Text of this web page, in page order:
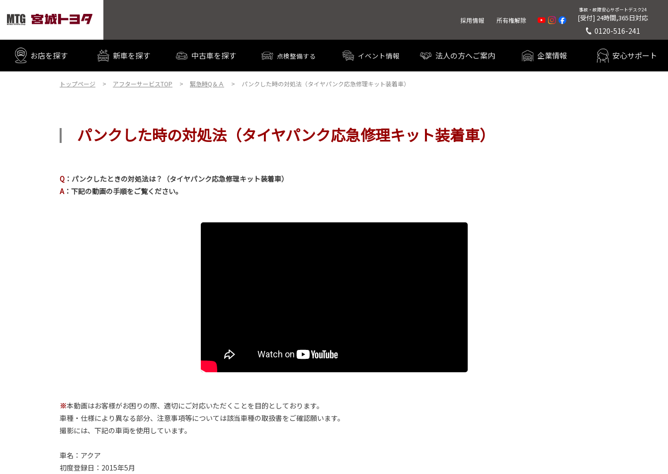
お店を探す 新車を探す 中古車を探す 点検整備する イベント情報 法人の方へご案内 企業情報 安心サポート
採用情報 所有権解除
事故・故障安心サポートデスク24
[受付] 24時間,365日対応
0120-516-241
トップページ アフターサービスTOP 緊急時Q＆Ａ パンクした時の対処法（タイヤパンク応急修理キット装着車）
パンクした時の対処法（タイヤパンク応急修理キット装着車）
Q ：パンクしたときの対処法は？（タイヤパンク応急修理キット装着車）
A ：下記の動画の手順をご覧ください。
※本動画はお客様がお困りの際、適切にご対応いただくことを目的としております。
車種・仕様により異なる部分、注意事項等については該当車種の取扱書をご確認願います。
撮影には、下記の車両を使用しています。
車名：アクア
初度登録日：2015年5月